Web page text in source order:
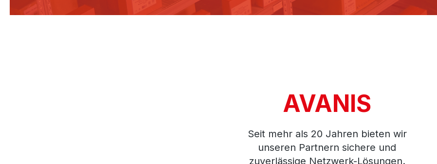
AVANIS
Seit mehr als 20 Jahren bieten wir
unseren Partnern sichere und
zuverlässige Netzwerk-Lösungen.